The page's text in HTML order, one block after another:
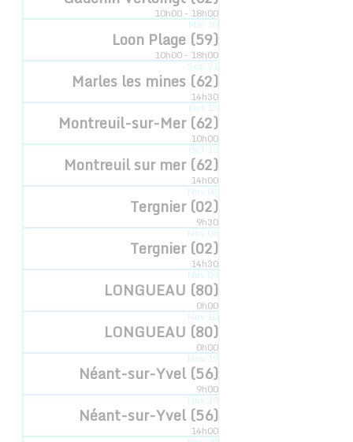
10h00 - 18h00
Mar20
Loon Plage (59)
10h00 - 18h00
Sep21
Marles les mines (62)
14h30
Oct13
Montreuil-sur-Mer (62)
10h00
Oct13
Montreuil sur mer (62)
14h00
Nov06
Tergnier (02)
9h30
Nov06
Tergnier (02)
14h30
Nov09
LONGUEAU (80)
0h00
Nov10
LONGUEAU (80)
0h00
Nov19
Néant-sur-Yvel (56)
9h00
Nov19
Néant-sur-Yvel (56)
14h00
LIEU
+ Google Map
Inscription newsletter
© 2022 - Compagnie Hyperbole à Trois Poils
Mentions légales
Graphique:D.DELCOQUE